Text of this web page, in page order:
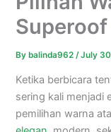
Bybalinda962 /July
Ketika berbicara
sering kali menjadi
pemilihan warna